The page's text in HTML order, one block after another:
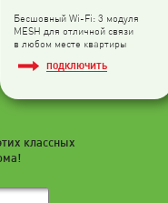
Бесшовный Wi-Fi: 3 модуля
МESH для отличной связи
в любом месте квартиры
ПОДКЛЮЧИТЬ
классных